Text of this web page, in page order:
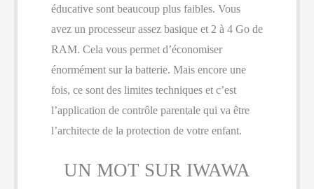
éducative sont beaucoup plus faibles. Vous
avez un processeur assez basique et 2 à 4 Go de
RAM. Cela vous permet d’économiser
énormément sur la batterie. Mais encore une
fois, ce sont des limites techniques et c’est
l’application de contrôle parentale qui va être
l’architecte de la protection de votre enfant.
UN MOT SUR IWAWA